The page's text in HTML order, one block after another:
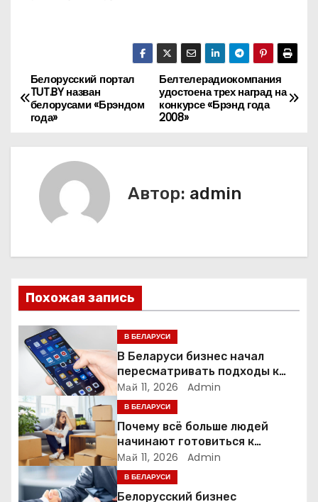
Н
а
в
ц
и
я
п
з
а
п
Белтелерадиокомпания
удостоена трех наград на
конкурсе «Брэнд года
2008»
Белорусский портал
TUT.BY назван
белорусами «Брэндом
года»
Автор: admin
Похожая запись
В БЕЛАРУСИ
В Беларуси бизнес начал
пересматривать подходы к
маркетингу и digital-рекламе
Май 11, 2026 Admin
В БЕЛАРУСИ
Почему всё больше людей
начинают готовиться к
переезду заранее
Май 11, 2026 Admin
В БЕЛАРУСИ
Белорусский бизнес